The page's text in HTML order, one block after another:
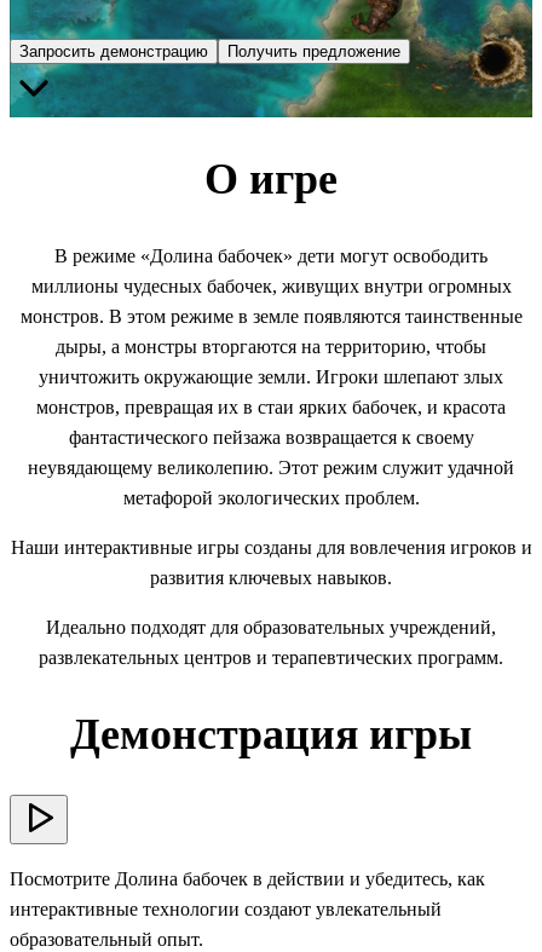
Запросить демонстрацию Получить предложение
О игре
В режиме «Долина бабочек» дети могут освободить
миллионы чудесных бабочек, живущих внутри огромных
монстров. В этом режиме в земле появляются таинственные
дыры, а монстры вторгаются на территорию, чтобы
уничтожить окружающие земли. Игроки шлепают злых
монстров, превращая их в стаи ярких бабочек, и красота
фантастического пейзажа возвращается к своему
неувядающему великолепию. Этот режим служит удачной
метафорой экологических проблем.
Наши интерактивные игры созданы для вовлечения игроков и
развития ключевых навыков.
Идеально подходят для образовательных учреждений,
развлекательных центров и терапевтических программ.
Демонстрация игры
Посмотрите Долина бабочек в действии и убедитесь, как
интерактивные технологии создают увлекательный
образовательный опыт.